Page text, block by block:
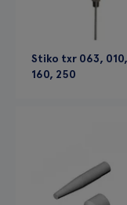
Stiko txr 063,
160, 250